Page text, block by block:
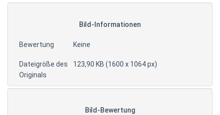
Bild-Informationen
Bewertung Keine
Dateigröße des
Originals
123,90 KB (1600 x 1064 px)
Bild-Bewertung